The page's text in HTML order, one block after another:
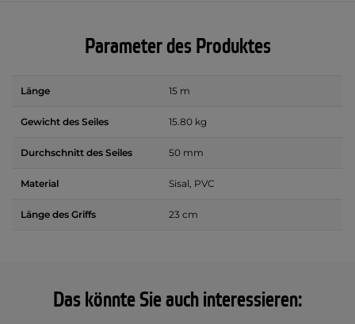
Das könnte Sie auch interessieren:
Parameter des Produktes
Länge 15 m
Gewicht des Seiles 15.80 kg
Durchschnitt des Seiles 50 mm
Material Sisal, PVC
Länge des Griffs 23 cm